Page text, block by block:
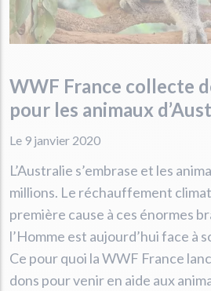
WWF France collecte
pour les animaux
Le 9 janvier 2020
L’Australie s’embrase et les
millions. Le réchauffement
première cause à ces énormes
l’Homme est aujourd’hui face à
Ce pour quoi la WWF France
dons pour venir en aide aux